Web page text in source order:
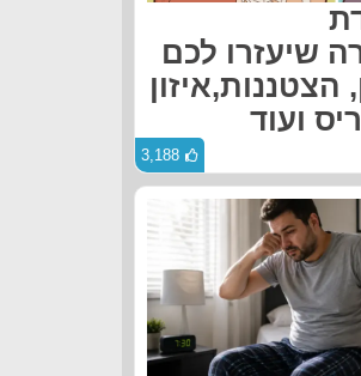
שיעזרו לכם
הצטננות,איזון
ועוד
3,188